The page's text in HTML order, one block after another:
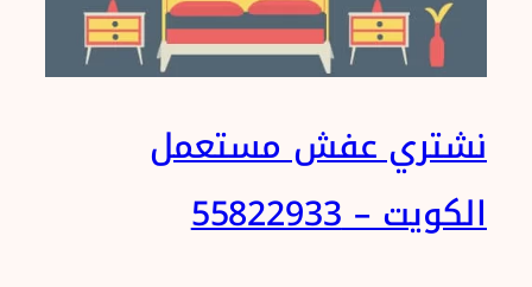
نشتري عفش مستعمل
الكويت – 55822933